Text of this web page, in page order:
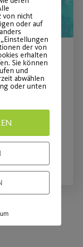
von nicht
oder auf
der von
erhalten
Sie können
und
abwählen
oder unten